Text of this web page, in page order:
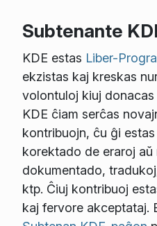
Subtenante
KDE estas Liber-
ekzistas kaj kreskas
volontuloj kiuj
KDE ĉiam serĉas
kontribuojn, ĉu ĝi
korektado de eraroj
dokumentado,
ktp. Ĉiuj kontribuoj
kaj fervore akceptataj.